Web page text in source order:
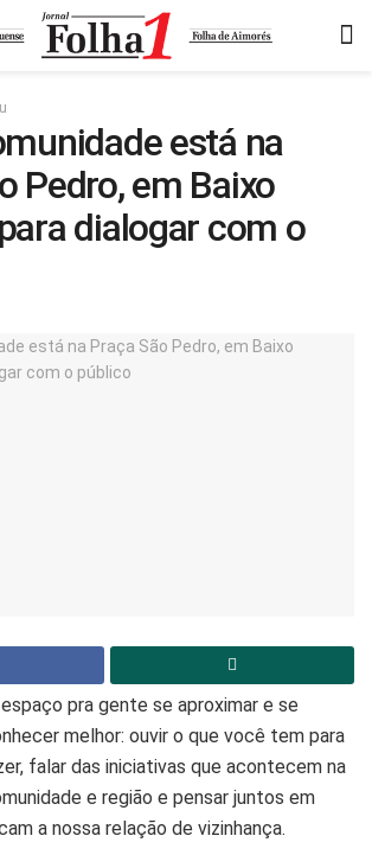
está na
Pedro, em Baixo
dialogar com o
pra gente se aproximar e se
melhor: ouvir o que você tem para
falar das iniciativas que acontecem na
e região e pensar juntos em
a nossa relação de vizinhança.